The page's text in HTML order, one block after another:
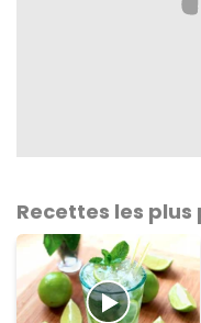
Recettes les